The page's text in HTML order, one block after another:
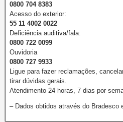
0800 704 8383
Acesso do exterior:
55 11 4002 0022
Deficiência auditiva/fala:
0800 722 0099
Ouvidoria
0800 727 9933
Ligue para fazer reclamações,
tirar dúvidas gerais.
Atendimento 24 horas, 7 dias por
– Dados obtidos através do Bradesco